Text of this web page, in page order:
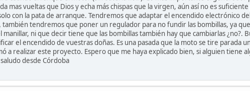
mas vueltas que Dios y echa más chispas que la virgen, aún así no es
con la pata de arranque. Tendremos que adaptar el encendido electrónico
tendremos que poner un regulador para no fundir las bombillas, ya
ni que decir tiene que las bombillas también hay que cambiarlas ¿no?.
el encendido de vuestras doñas. Es una pasada que la moto se tire parada
a realizar este proyecto. Espero que me haya explicado bien, si alguien tiene
desde Córdoba